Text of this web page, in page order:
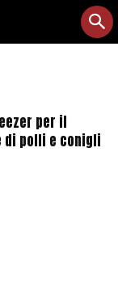
per il
di polli e conigli